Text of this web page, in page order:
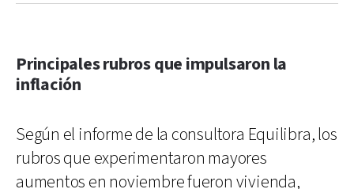
Principales rubros que impulsaron la
inflación
Según el informe de la consultora Equilibra, los
rubros que experimentaron mayores
aumentos en noviembre fueron vivienda,